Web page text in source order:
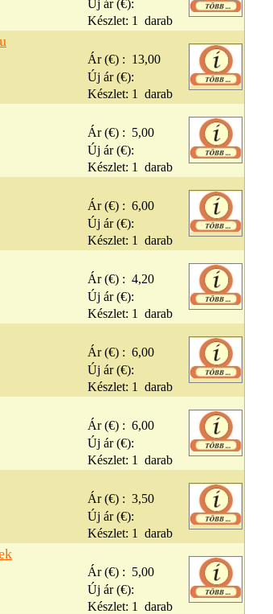
Új ár (€):
Készlet: 1 darab
Ár (€) : 13,00
Új ár (€):
Készlet: 1 darab
Ár (€) : 5,00
Új ár (€):
Készlet: 1 darab
Ár (€) : 6,00
Új ár (€):
Készlet: 1 darab
Ár (€) : 4,20
Új ár (€):
Készlet: 1 darab
Ár (€) : 6,00
Új ár (€):
Készlet: 1 darab
Ár (€) : 6,00
Új ár (€):
Készlet: 1 darab
Ár (€) : 3,50
Új ár (€):
Készlet: 1 darab
Ár (€) : 5,00
Új ár (€):
Készlet: 1 darab